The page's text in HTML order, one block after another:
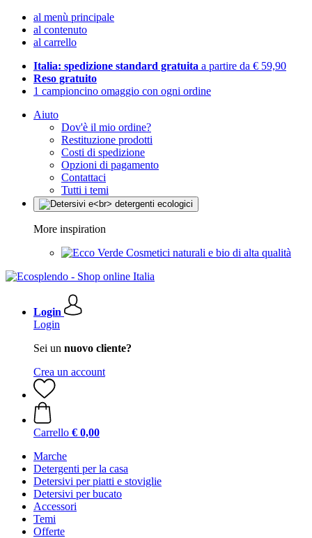
al menù principale
al contenuto
al carrello
Italia: spedizione standard gratuita a partire da € 59,90
Reso gratuito
1 campioncino omaggio con ogni ordine
Aiuto
Dov'è il mio ordine?
Restituzione prodotti
Costi di spedizione
Opzioni di pagamento
Contattaci
Tutti i temi
More inspiration
Cosmetici naturali e bio di alta qualità
Login
Login
Sei un nuovo cliente?
Crea un account
Carrello € 0,00
Marche
Detergenti per la casa
Detersivi per piatti e stoviglie
Detersivi per bucato
Accessori
Temi
Offerte